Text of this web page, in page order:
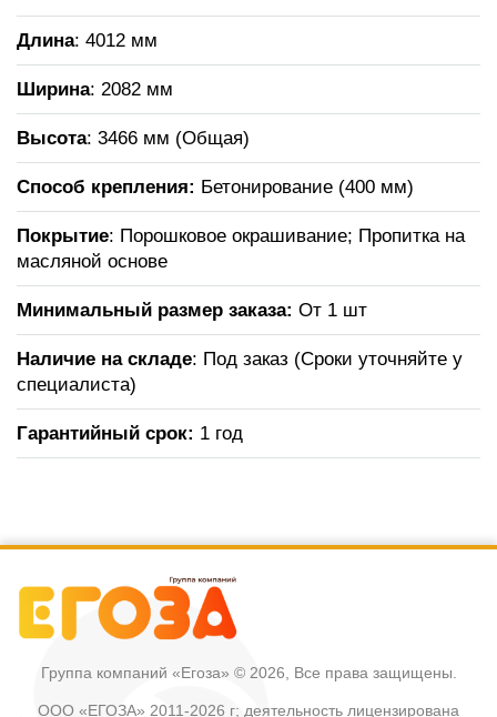
Длина: 4012 мм
Ширина: 2082 мм
Высота: 3466 мм (Общая)
Способ крепления: Бетонирование (400 мм)
Покрытие: Порошковое окрашивание; Пропитка на
масляной основе
Минимальный размер заказа: От 1 шт
Наличие на складе: Под заказ (Сроки уточняйте у
специалиста)
Гарантийный срок: 1 год
Группа компаний «Егоза» © 2026, Все права защищены.
ООО «ЕГОЗА» 2011-2026 г; деятельность лицензирована